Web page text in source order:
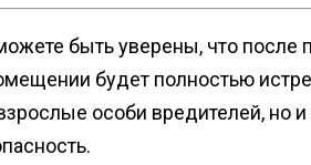
от вирусного
быть уверены, что после
будет полностью
особи вредителей, но